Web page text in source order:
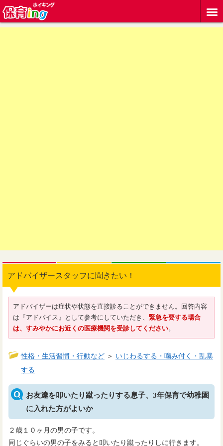
アドバイザースタッフに聞きたい！
アドバイザーは症状や状態を直接診ることができません。回答内容
は『アドバイス』として参考にしていただき、 緊急を要する場合
は、すみやかにお近くの医療機関を受診してください。
性格・生活習慣・行動など ＞ いじわるする・噛み付く・乱暴
する
お友達を叩いたり蹴ったりする息子、3年保育で幼稚園
に入れた方がよいか
２歳１０ヶ月の男の子です。
同じぐらいの男の子をみると叩いたり蹴ったりしに行きます。